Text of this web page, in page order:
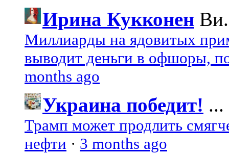
Ирина Кукконен
Миллиарды на ядовитых
выводит деньги в офшоры,
months ago
Украина победит! ...
Трамп может продлить
нефти · 3 months ago